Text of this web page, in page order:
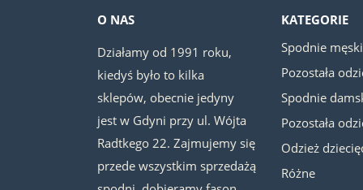
O NAS
Działamy od 1991 roku,
kiedyś było to kilka
sklepów, obecnie jedyny
jest w Gdyni przy ul. Wójta
Radtkego 22. Zajmujemy się
przede wszystkim sprzedażą
KATEGORIE
Spodnie
Pozostała
Spodnie
Pozostała
Odzież
Różne